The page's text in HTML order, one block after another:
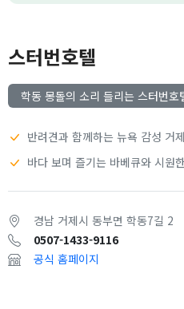
스터번호텔
학동 몽돌의 소리 들리는 스터번호
반려견과 함께하는 뉴욕 감성 거
바다 보며 즐기는 바베큐와 시원
경남 거제시 동부면 학동7길 2
0507-1433-9116
공식 홈페이지